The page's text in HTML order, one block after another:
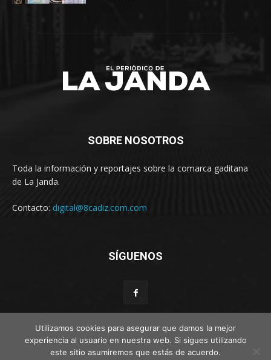
SOBRE NOSOTROS
Toda la información y reportajes sobre la comarca gaditana
de La Janda.
Contacto: digital@8cadiz.com.com
SÍGUENOS
© Web por Estímulo kreativo
Utilizamos cookies para asegurar que damos la mejor
experiencia al usuario en nuestra web. Si sigues utilizando
este sitio asumiremos que estás de acuerdo.